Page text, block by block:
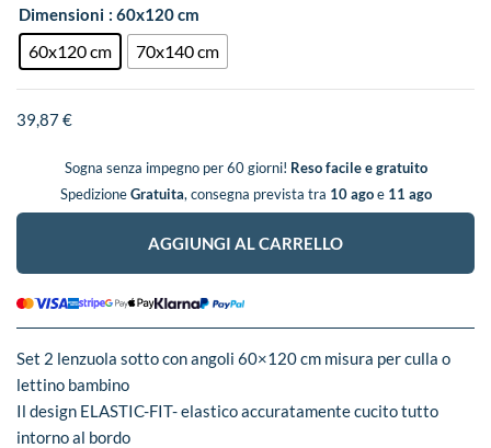
Dimensioni : 60x120 cm
60x120 cm 70x140 cm
39,87€
Sogna senza impegno per 60 giorni! Reso facile e gratuito
SpedizioneGratuita, consegna prevista tra 10 agoe 11 ago
AGGIUNGI AL CARRELLO
Set 2 lenzuola sotto con angoli 60×120 cm misura per culla o
lettino bambino
Il design ELASTIC-FIT- elastico accuratamente cucito tutto
intorno al bordo